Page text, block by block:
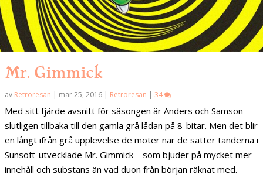
Mr. Gimmick
av Retroresan | mar 25, 2016 | Retroresan | 34
Med sitt fjärde avsnitt för säsongen är Anders och Samson
slutligen tillbaka till den gamla grå lådan på 8-bitar. Men det blir
en långt ifrån grå upplevelse de möter när de sätter tänderna i
Sunsoft-utvecklade Mr. Gimmick – som bjuder på mycket mer
innehåll och substans än vad duon från början räknat med.